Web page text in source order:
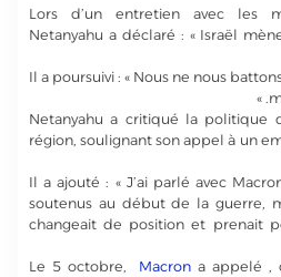
Lors d’un entretien avec les
Netanyahu a déclaré : « Israël
Il a poursuivi : « Nous ne nous
Netanyahu a critiqué la politique
région, soulignant son appel à un
Il a ajouté : « J’ai parlé avec
soutenus au début de la guerre,
changeait de position et prenait
Le 5 octobre, Macron a appelé ,